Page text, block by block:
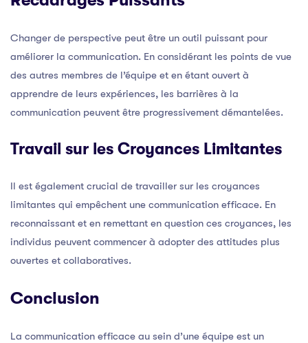
Changer de perspective peut être un outil puissant pour
améliorer la communication. En considérant les points de vue
des autres membres de l’équipe et en étant ouvert à
apprendre de leurs expériences, les barrières à la
communication peuvent être progressivement démantelées.
Travail sur les Croyances Limitantes
Il est également crucial de travailler sur les croyances
limitantes qui empêchent une communication efficace. En
reconnaissant et en remettant en question ces croyances, les
individus peuvent commencer à adopter des attitudes plus
ouvertes et collaboratives.
Conclusion
La communication efficace au sein d’une équipe est un